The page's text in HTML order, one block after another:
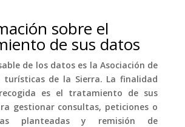
sobre el
de sus datos
de los datos es la Asociación de
turísticas de la Sierra. La finalidad
es el tratamiento de sus
gestionar consultas, peticiones o
planteadas y remisión de